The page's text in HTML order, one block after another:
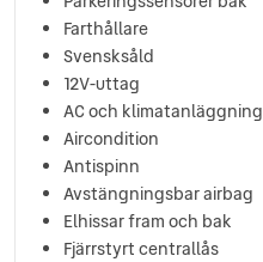
Farthållare
Svensksåld
12V-uttag
AC och klimatanläggning
Aircondition
Antispinn
Avstängningsbar airbag
Elhissar fram och bak
Fjärrstyrt centrallås